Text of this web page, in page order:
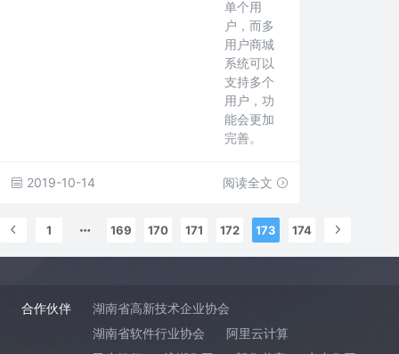
单个用
户，而多
用户商城
系统可以
支持多个
用户，功
能会更加
完善。
2019-10-14 阅读全文
1 169 170 171 172 173 174
合作伙伴
湖南省高新技术企业协会
湖南省软件行业协会
阿里云计算